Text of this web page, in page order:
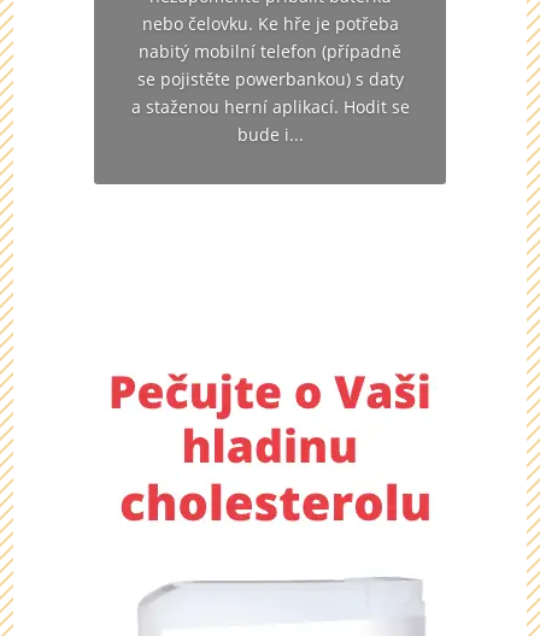
nebo čelovku. Ke hře je potřeba
nabitý mobilní telefon (případně
se pojistěte powerbankou) s daty
a staženou herní aplikací. Hodit se
bude i...